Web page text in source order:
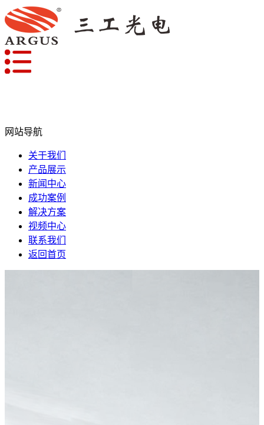
网站导航
关于我们
产品展示
新闻中心
成功案例
解决方案
视频中心
联系我们
返回首页